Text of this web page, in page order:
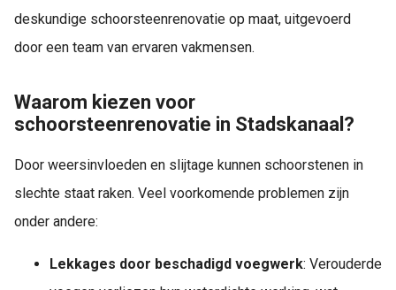
deskundige schoorsteenrenovatie op maat, uitgevoerd
door een team van ervaren vakmensen.
Waarom kiezen voor
schoorsteenrenovatie in Stadskanaal?
Door weersinvloeden en slijtage kunnen schoorstenen in
slechte staat raken. Veel voorkomende problemen zijn
onder andere:
Lekkages door beschadigd voegwerk: Verouderde